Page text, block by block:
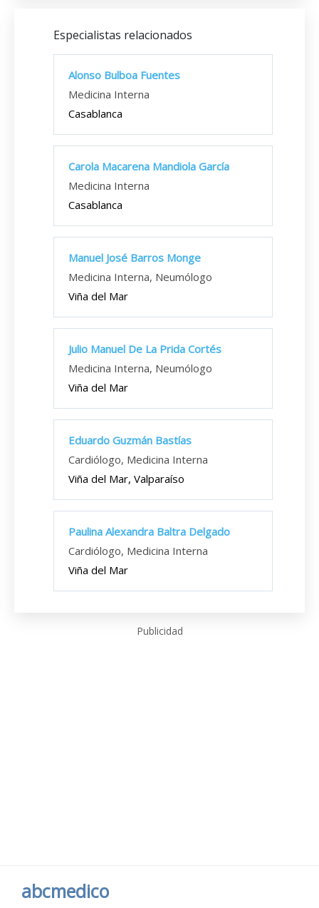
Especialistas relacionados
Alonso Bulboa Fuentes
Medicina Interna
Casablanca
Carola Macarena Mandiola García
Medicina Interna
Casablanca
Manuel José Barros Monge
Medicina Interna, Neumólogo
Viña del Mar
Julio Manuel De La Prida Cortés
Medicina Interna, Neumólogo
Viña del Mar
Eduardo Guzmán Bastías
Cardiólogo, Medicina Interna
Viña del Mar, Valparaíso
Paulina Alexandra Baltra Delgado
Cardiólogo, Medicina Interna
Viña del Mar
Publicidad
abcmedico